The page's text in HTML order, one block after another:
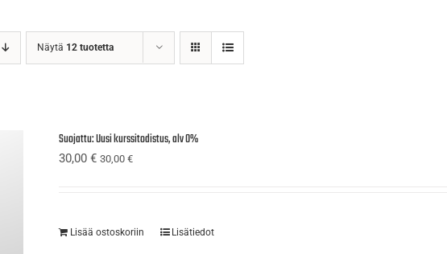
Näytä 12 tuotetta
Suojattu: Uusi kurssitodistus, alv 0%
30,00€ 30,00€
Lisää ostoskoriin Lisätiedot